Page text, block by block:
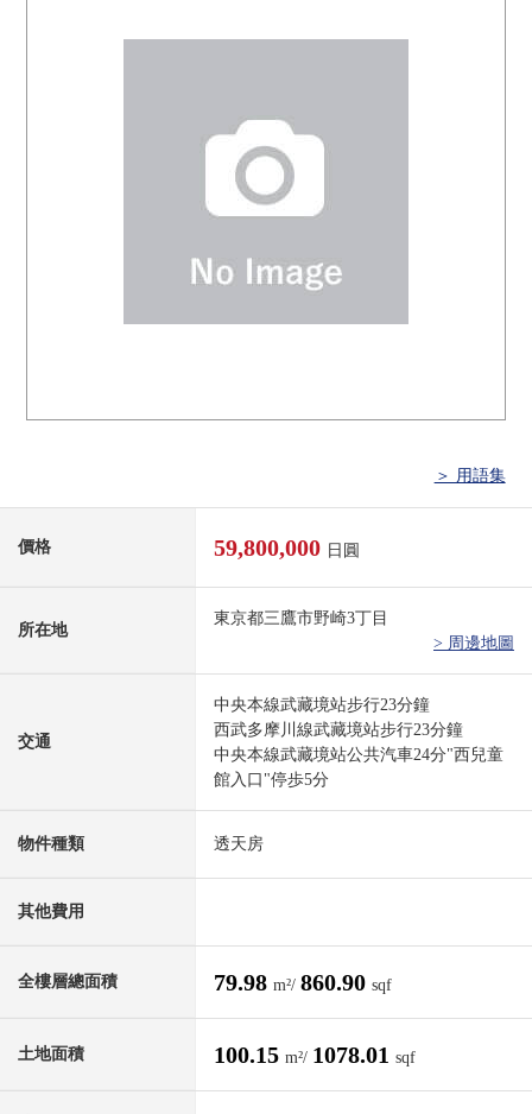
＞ 用語集
價格 59,800,000 日圓
所在地
東京都三鷹市野崎3丁目
> 周邊地圖
交通
中央本線武藏境站步行23分鐘
西武多摩川線武藏境站步行23分鐘
中央本線武藏境站公共汽車24分"西兒童
館入口"停歩5分
物件種類 透天房
其他費用
全樓層總面積 79.98 m²/ 860.90 sqf
土地面積 100.15 m²/ 1078.01 sqf